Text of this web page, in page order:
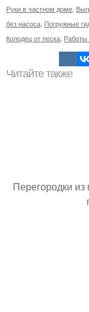
Руки в частном доме
без насоса Погружные
Колодец от песка
Читайте также
Перегородки из